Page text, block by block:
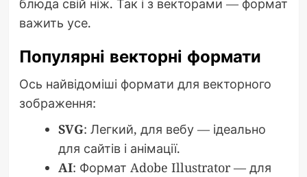
блюда свій ніж. Так і з векторами — формат
важить усе.
Популярні векторні формати
Ось найвідоміші формати для векторного
зображення:
SVG: Легкий, для вебу — ідеально
для сайтів і анімації.
AI: Формат Adobe Illustrator — для